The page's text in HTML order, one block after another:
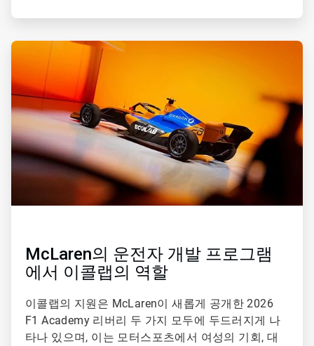
ArticleTile
McLaren의 운전자 개발 프로그램
에서 이콜랩의 역할
이콜랩의 지원은 McLaren이 새롭게 공개한 2026
F1 Academy 리버리 두 가지 모두에 두드러지게 나
타나 있으며, 이는 모터스포츠에서 여성의 기회, 대